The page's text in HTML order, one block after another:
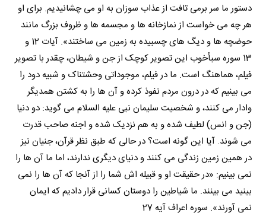
دستور ما سر برمی تافت از عذاب سوزان به او می چشانیدیم. برای او
هر چه می خواست از نمازخانه ها و مجسمه ها و ظروف بزرگ مانند
حوضچه ها و دیگ های چسبیده به زمین می ساختند». آیات 12 و
13 سوره سبأخوب این تصویر کوچک از جن و شیطان، چقدر با تصویر
فیلم، هماهنگ است. ما در فیلم، موجوداتی وحشتناک و شبیه دود را
می بینیم که در درون مردم نفوذ کرده و آن ها را به کشتن همدیگر
وادار می کنند، و شخصیت سلیمان نبی علیه السلام می گوید: دو دنیا
(جن و انس) لطیف شده و به هم نزدیک شده و اجنه صاحب قدرت
می شوند. آیا این گونه است؟ در حالی که طبق نظر قرآن، جنیان نیز
در همین زمین زندگی می کنند و دنیای دیگری ندارند، اما ما آن ها را
نمی بینیم: «در حقیقت او و قبیله اش شما را از آنجا که آن ها را نمی
بینید می بینند. ما شیاطین را دوستان کسانی قرار دادیم که ایمان
نمی آورند». سوره اعراف آیه 27